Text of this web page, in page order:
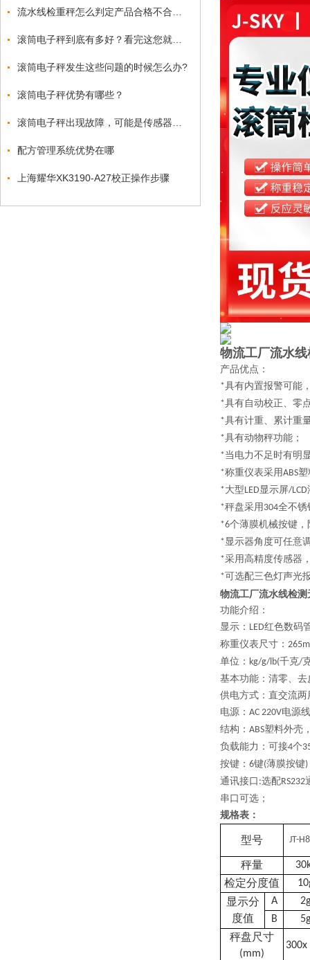
滚筒电子秤发生这些问题的时候怎么办?
滚筒电子秤优势有哪些？
配方管理系统优势在哪
上海耀华XK3190-A27校正操作步骤
物流工厂流水
产品优点 ：
*具有内置报警可能
*具有自动校正、零
*具有计重、累计重
*具有动物秤功能；
*当电力不足时有明
*称重仪表采用ABS
*大型LED显示屏/LCD
*秤盘采用 304全不锈
*6个薄膜机械按键，
*显示器角度可任意
*采用高精度传感器
*可选配三色灯声光
物流工厂流水线检
功能介绍：
显示： LED红色数码
称重仪表尺寸：
单位： kg/g/lb(千克/
基本功能：清零、
供电方式：直交流两
电源： AC 220V电源
结构： ABS塑料外壳
负载能力：可接4个
按键： 6键(薄膜按键)
通讯接口 :选配RS232
串口可选；
规格表：
型号 JT-
秤量
检定分度值
显示分
度值
A
B
秤盘尺寸
(mm)
300x